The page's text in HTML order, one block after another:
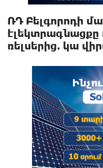
ՌԴ Բելգորոդի
էլեկտրագնացքը
ռելսերից. կա